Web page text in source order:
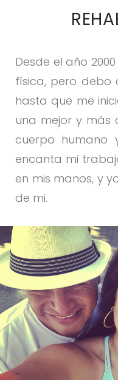
Desde el año
física, pero debo
hasta que me
una mejor y más
cuerpo humano
encanta mi
en mis manos, y
de mi.